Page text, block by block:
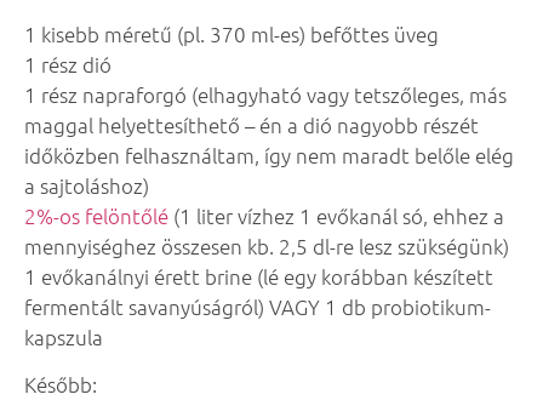
1 kisebb méretű (pl. 370 ml-es) befőttes üveg
1 rész dió
1 rész napraforgó (elhagyható vagy tetszőleges, más
maggal helyettesíthető – én a dió nagyobb részét
időközben felhasználtam, így nem maradt belőle elég
a sajtoláshoz)
2%-os felöntőlé (1 liter vízhez 1 evőkanál só, ehhez a
mennyiséghez összesen kb. 2,5 dl-re lesz szükségünk)
1 evőkanálnyi érett brine (lé egy korábban készített
fermentált savanyúságról) VAGY 1 db probiotikum-
kapszula
Később: